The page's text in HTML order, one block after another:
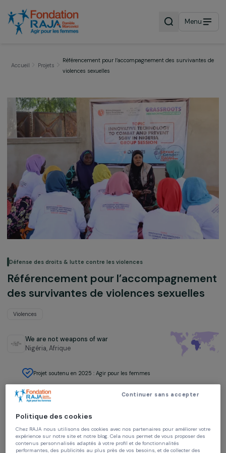
Menu
Défense des droits & lutte contre les violences
Référencement pour
Violences
We are not weapons of war
Nigéria,Afrique
Projet soutenu en 2025 : Agir pour les femmes
Continuer sans accepter